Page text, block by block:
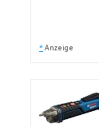
* Anzeige